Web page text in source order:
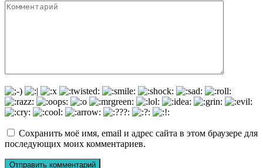
Сохранить моё имя, email и адрес сайта в этом браузере для
последующих моих комментариев.